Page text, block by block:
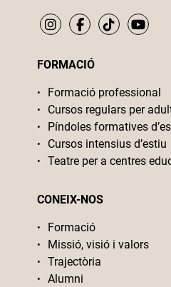
FORMACIÓ
Formació professional
Cursos regulars per
Píndoles formatives
Cursos intensius d’estiu
Teatre per a centres
CONEIX-NOS
Formació
Missió, visió i valors
Trajectòria
Alumni